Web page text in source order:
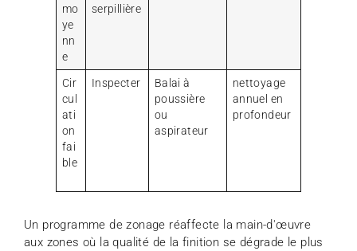
mo
ye
nn
e
serpillière
Cir
cul
ati
on
fai
ble
Inspecter
Balai à
poussière
ou
aspirateur
nettoyage
annuel en
profondeur
Un programme de zonage réaffecte la main-d'œuvre
aux zones où la qualité de la finition se dégrade le plus